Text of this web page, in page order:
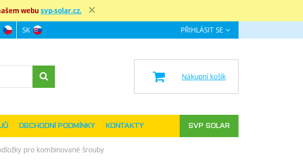
webu svp-solar.cz.
pro kombinované šrouby
OBCHODNÍ PODMÍNKY KONTAKTY SVP SOLAR
verze
SK PŘIHLÁSIT SE
Nákupní košík